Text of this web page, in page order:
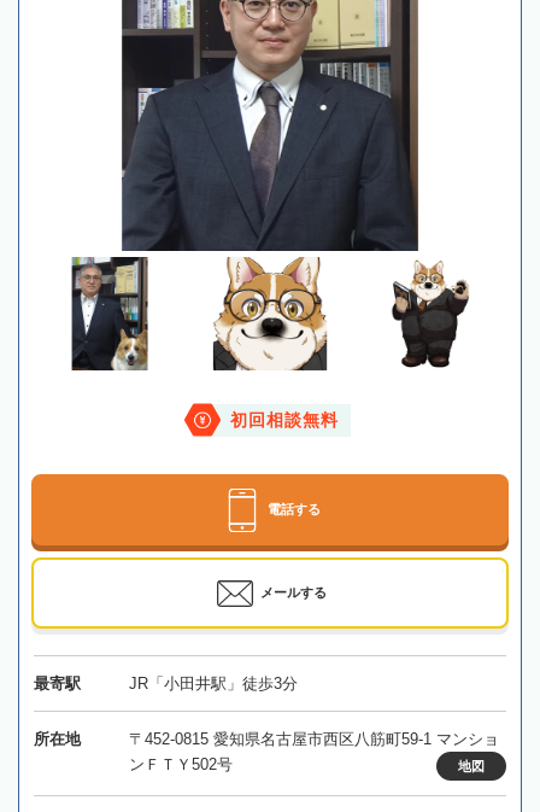
初回相談無料
電話する
メールする
最寄駅 JR「小田井駅」徒歩3分
所在地
〒452-0815 愛知県名古屋市西区八筋町59-1 マンショ
ンＦＴＹ502号
地図